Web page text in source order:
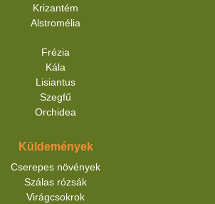
Krizantém
Alstromélia
Frézia
Kála
Lisiantus
Szegfű
Orchidea
Küldemények
Cserepes növények
Szálas rózsák
Virágcsokrok